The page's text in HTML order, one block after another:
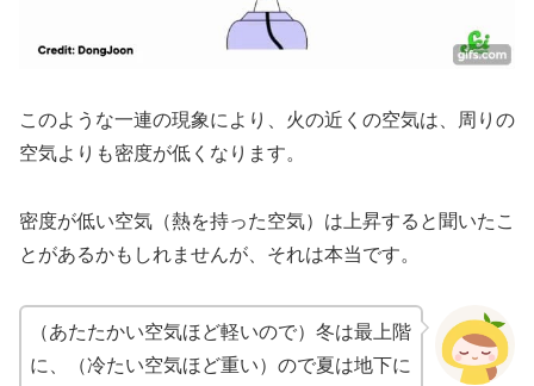
このような一連の現象により、火の近くの空気は、周りの
空気よりも密度が低くなります。
密度が低い空気（熱を持った空気）は上昇すると聞いたこ
とがあるかもしれませんが、それは本当です。
（あたたかい空気ほど軽いので）冬は最上階
に、（冷たい空気ほど重い）ので夏は地下に